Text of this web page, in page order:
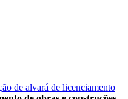
de alvará de licenciamento